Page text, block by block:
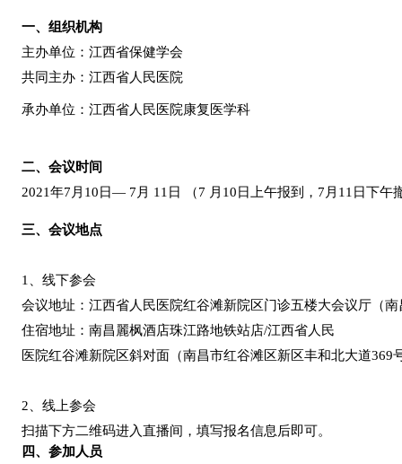
一、组织机构
主办单位： 江西省保健学会
共同主办： 江西省人民医院
承办单位：江西省人民医院康复医学科
二、会议时间
2021年7月10日— 7月 11日 （7 月10日上午报到，7月11日下午
三、会议地点
1、线下参会
会议地址：江西省人民医院红谷滩新院区门诊五楼大会议厅（南
住宿地址：南昌麗枫酒店珠江路地铁站店/江西省人民
医院红谷滩新院区斜对面（南昌市红谷滩区新区丰和北大道369
2、线上参会
扫描下方二维码进入直播间，填写报名信息后即可。
四、参加人员